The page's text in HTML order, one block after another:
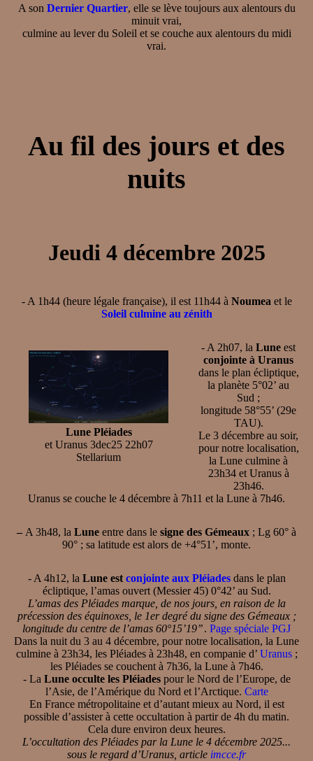
A son Dernier Quartier, elle se lève toujours aux alentours du
minuit vrai,
culmine au lever du Soleil et se couche aux alentours du midi
vrai.
Au fil des jours et des
nuits
Jeudi 4 décembre 2025
- A 1h44 (heure légale française), il est 11h44 à Noumea et le
Soleil culmine au zénith
Lune Pléiades
et Uranus 3dec25 22h07
Stellarium
- A 2h07, la Lune est
conjointe à Uranus
dans le plan écliptique,
la planète 5°02’ au
Sud ;
longitude 58°55’ (29e
TAU).
Le 3 décembre au soir,
pour notre localisation,
la Lune culmine à
23h34 et Uranus à
23h46.
Uranus se couche le 4 décembre à 7h11 et la Lune à 7h46.
– A 3h48, la Lune entre dans le signe des Gémeaux ; Lg 60° à
90° ; sa latitude est alors de +4°51’, monte.
- A 4h12, la Lune est conjointe aux Pléiadesdans le plan
écliptique, l’amas ouvert (Messier 45) 0°42’ au Sud.
L’amas des Pléiades marque, de nos jours, en raison de la
précession des équinoxes, le 1er degré du signe des Gémeaux ;
longitude du centre de l’amas 60°15’19’’. Page spéciale PGJ
Dans la nuit du 3 au 4 décembre, pour notre localisation, la Lune
culmine à 23h34, les Pléiades à 23h48, en companie d’ Uranus;
les Pléiades se couchent à 7h36, la Lune à 7h46.
- La Lune occulte les Pléiadespour le Nord de l’Europe, de
l’Asie, de l’Amérique du Nord et l’Arctique. Carte
En France métropolitaine et d’autant mieux au Nord, il est
possible d’assister à cette occultation à partir de 4h du matin.
Cela dure environ deux heures.
L’occultation des Pléiades par la Lune le 4 décembre 2025...
sous le regard d’Uranus, article imcce.fr